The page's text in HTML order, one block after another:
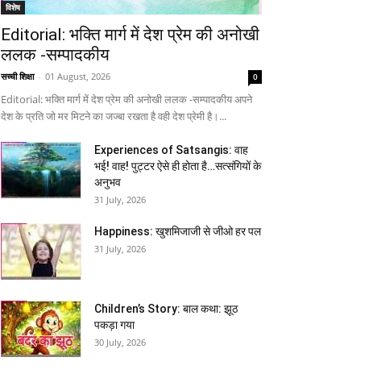
विशेष
Editorial: भक्ति मार्ग में देश प्रेम की अनोखी
ललक -सम्पादकीय
सच्ची शिक्षा - 01 August, 2026 0
Editorial: भक्ति मार्ग में देश प्रेम की अनोखी ललक -सम्पादकीय अपने
देश के प्रति जो मर मिटने का जज्बा रखता है वही देश प्रेमी है।...
Experiences of Satsangis: वाह
भई! वाह! पुट्टर ऐसे ही होता है…सत्संगियों के
अनुभव
31 July, 2026
Happiness: खुशमिजाजी से जीओ हर पल
31 July, 2026
Children’s Story: बाल कथा: झूठ
पकड़ा गया
30 July, 2026